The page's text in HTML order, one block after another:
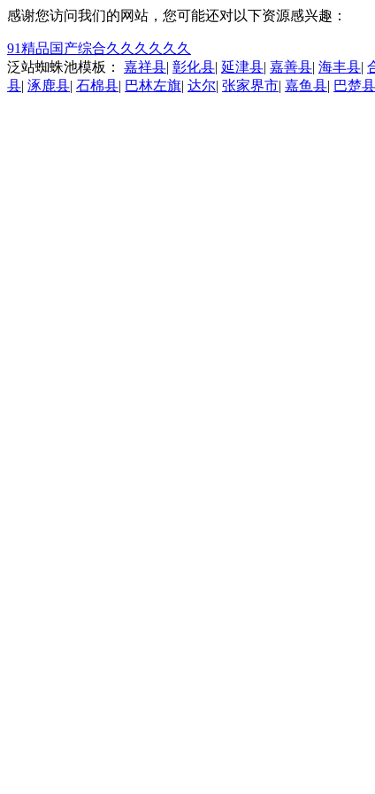
感谢您访问我们的网站，您可能还对以下资源感兴趣：
91精品国产综合久久久久久久
泛站蜘蛛池模板： 嘉祥县| 彰化县| 延津县| 嘉善县| 海丰县|
县| 涿鹿县| 石棉县| 巴林左旗| 达尔| 张家界市| 嘉鱼县| 巴楚县